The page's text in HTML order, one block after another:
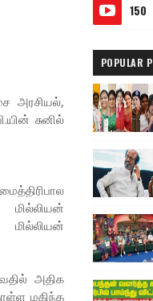
அரசியல்,
சுனில்
மில்லியன்
மில்லியன்
அதிக
மகிந்த
150
POPULAR